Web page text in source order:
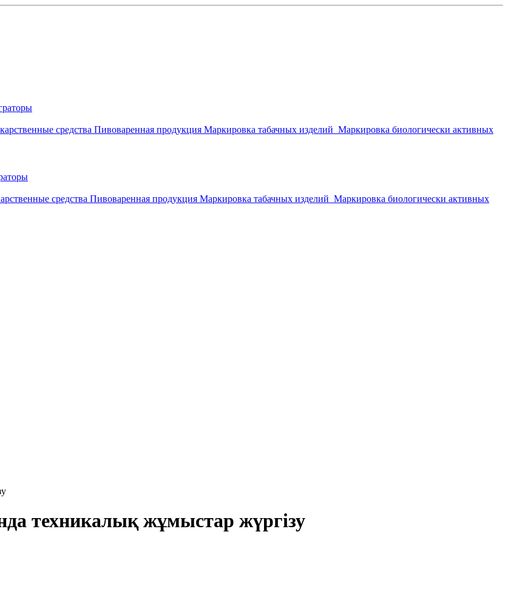
средства Пивоваренная продукция Маркировка табачных изделий Маркировка биологически активных
средства Пивоваренная продукция Маркировка табачных изделий Маркировка биологически активных
техникалық жұмыстар жүргізу